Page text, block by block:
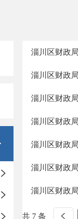
淄川区财政
淄川区财政
淄川区财政
淄川区财政
淄川区财政
淄川区财政
淄川区财政
共 7 条